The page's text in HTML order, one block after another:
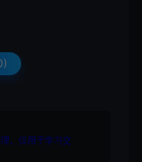
)
。仅用于学习交